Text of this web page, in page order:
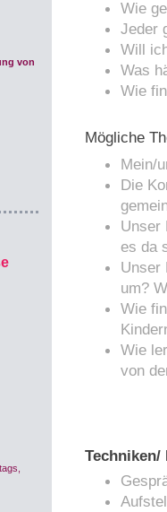
Wie
Jeder
Will
Was
Wie
Mögliche
Mein/
Die
Unser
es da
Unser
um?
Wie
Wie
von
Techniken/
von